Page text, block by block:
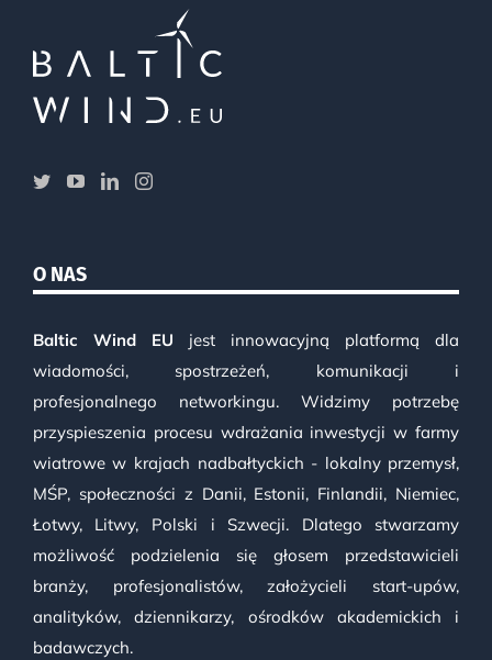
O NAS
Baltic Wind EU jest innowacyjną platformą dla
wiadomości, spostrzeżeń, komunikacji i
profesjonalnego networkingu. Widzimy potrzebę
przyspieszenia procesu wdrażania inwestycji w farmy
wiatrowe w krajach nadbałtyckich - lokalny przemysł,
MŚP, społeczności z Danii, Estonii, Finlandii, Niemiec,
Łotwy, Litwy, Polski i Szwecji. Dlatego stwarzamy
możliwość podzielenia się głosem przedstawicieli
branży, profesjonalistów, założycieli start-upów,
analityków, dziennikarzy, ośrodków akademickich i
badawczych.